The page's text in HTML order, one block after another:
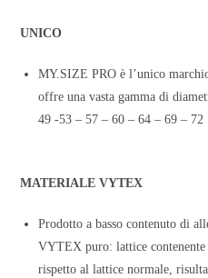
UNICO
MY.SIZE PRO è l’unico
offre una vasta gamma di
49 -53 – 57 – 60 – 64 – 69 – 72
MATERIALE VYTEX
Prodotto a basso contenuto di
VYTEX puro: lattice
rispetto al lattice normale,